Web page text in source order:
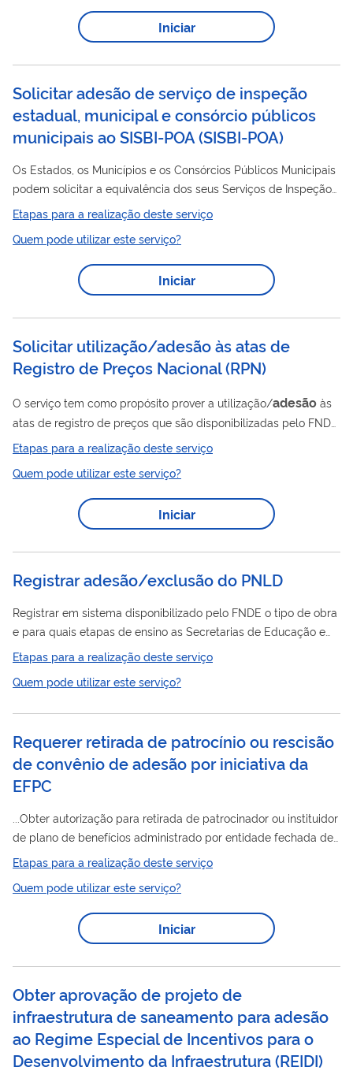
Iniciar
Solicitar adesão de serviço de inspeção
estadual, municipal e consórcio públicos
municipais ao SISBI-POA(SISBI-POA)
Os Estados, os Municípios e os Consórcios Públicos Municipais
podem solicitar a equivalência dos seus Serviços de Inspeção
de Produtos de Origem Animal ao MAPA. Para obtê-la, é
necessário comprovar que têm condições de executar com a
mesma eficiência do MAPA. Os requisitos e demais
procedimentos necessários para o reconhecimento da
equivalência e
ao Sistema Brasileiro de Inspeção de
no Decreto n° 5.741, de 30 de março de 2006...
Etapas para a realização deste serviço
Quem pode utilizar este serviço?
Iniciar
Solicitar utilização/adesão às atas de
Registro de Preços Nacional (RPN)
O serviço tem como propósito prover a utilização/adesão às
atas de registro de preços que são disponibilizadas pelo FNDE
aos estados, ao Distrito Federal e aos municípios, para
viabilizar a aquisição de bens e serviços para uso dos sistemas
de ensino, no âmbito da estratégia de compra compartilhada
denominada Registro de Preços Nacional (RPN).
Etapas para a realização deste serviço
Quem pode utilizar este serviço?
Iniciar
Registrar adesão/exclusão do PNLD
Registrar em sistema disponibilizado pelo FNDE o tipo de obra
e para quais etapas de ensino as Secretarias de Educação e
Entidades Federais desejam receber materiais. Caso a
entidade não queira mais receber materiais, basta registrar no
sistema.
Etapas para a realização deste serviço
Quem pode utilizar este serviço?
Requerer retirada de patrocínio ou rescisão
de convênio de adesão por iniciativa da
EFPC
...Obter autorização para retirada de patrocinador ou instituidor
de plano de benefícios administrado por entidade fechada de
previdência complementar ou rescisão de convênio de
classificada como: Total: quando não remanescer no plano
nenhum patrocinador ou instituidor, resultando no
encerramento do plano de benefícios e cancelamento de seu
benefícios algum...
Etapas para a realização deste serviço
Quem pode utilizar este serviço?
Iniciar
Obter aprovação de projeto de
infraestrutura de saneamento para adesão
ao Regime Especial de Incentivos para o
Desenvolvimento da Infraestrutura(REIDI)